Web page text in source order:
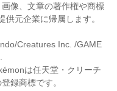
像、文章の著作権や商標
元企業に帰属します。
Creatures Inc. /GAME
は任天堂・クリーチ
録商標です。